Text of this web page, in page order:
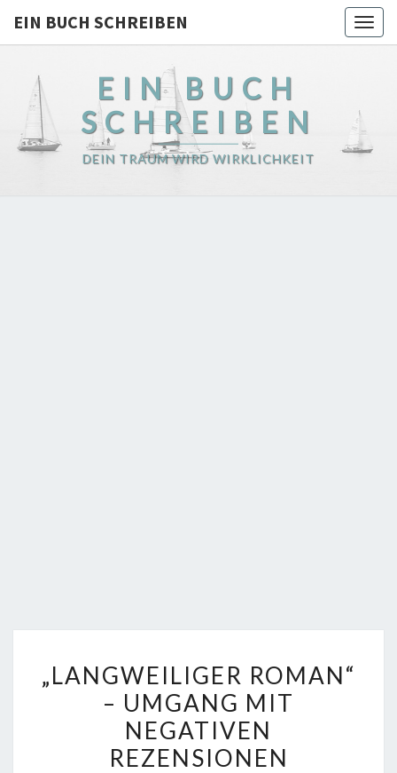
EIN BUCH SCHREIBEN
EIN BUCH
SCHREIBEN
DEIN TRAUM WIRD WIRKLICHKEIT
ROMAN“
–
UMGANG
MIT
„LANGWEILIGER ROMAN“
– UMGANG MIT
NEGATIVEN
REZENSIONEN